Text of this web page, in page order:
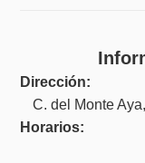
Dirección:
C. del Monte
Horarios: